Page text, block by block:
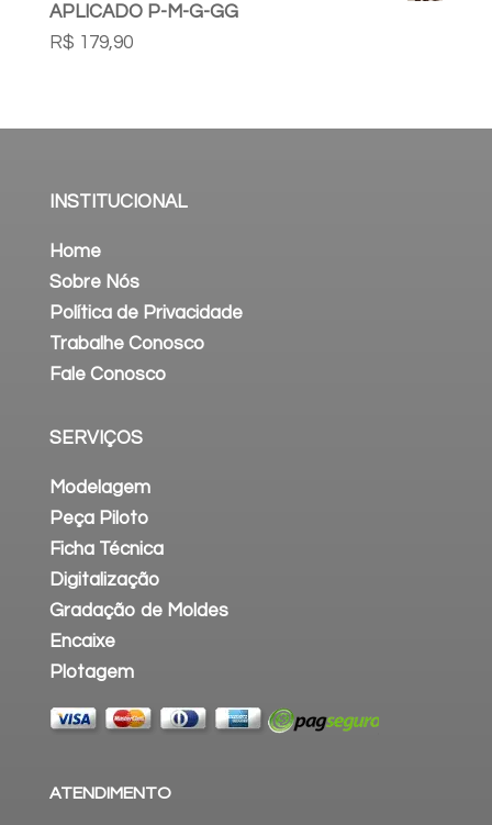
APLICADO P-M-G-GG
R$ 179,90
INSTITUCIONAL
Home
Sobre Nós
Política de Privacidade
Trabalhe Conosco
Fale Conosco
SERVIÇOS
Modelagem
Peça Piloto
Ficha Técnica
Digitalização
Gradação de Moldes
Encaixe
Plotagem
ATENDIMENTO